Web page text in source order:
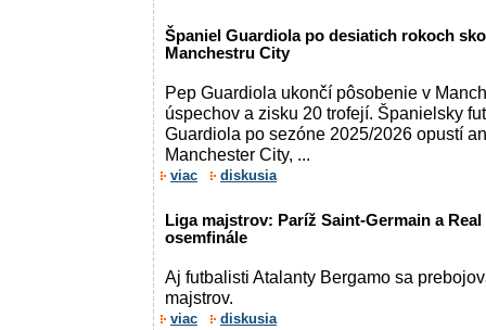
Španiel Guardiola po desiatich rokoch
Manchestru City
Pep Guardiola ukončí pôsobenie v
úspechov a zisku 20 trofejí. Španielsky
Guardiola po sezóne 2025/2026 opustí
Manchester City, ...
viac diskusia
Liga majstrov: Paríž Saint-Germain a
osemfinále
Aj futbalisti Atalanty Bergamo sa
majstrov.
viac diskusia